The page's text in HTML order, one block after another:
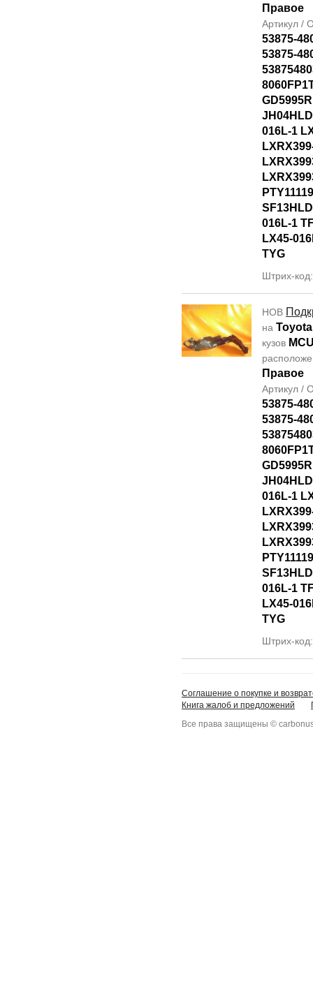
Правое
Артикул /
53875-
53875-
GD5995R
016L-1
016L-1
LX45-
TYG
Штрих-
НОВ
на
кузов
Правое
Артикул /
53875-
53875-
GD5995R
016L-1
016L-1
LX45-
TYG
Штрих-
Соглашение о покупке и
Книга жалоб и предложений
Все права защищены ©